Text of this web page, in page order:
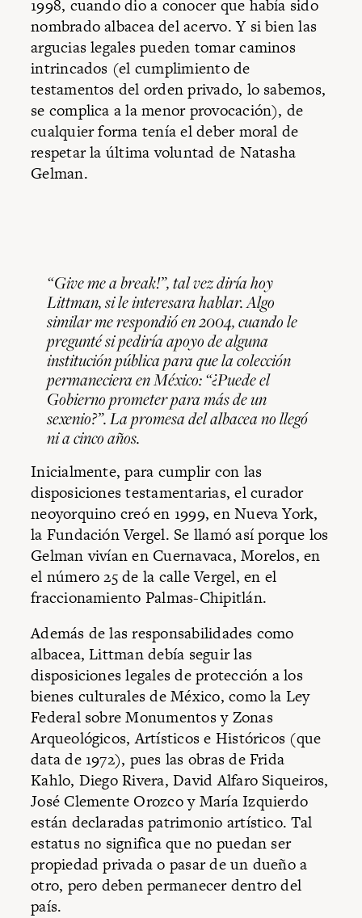
1998, cuando dio a conocer que había sido
nombrado albacea del acervo. Y si bien las
argucias legales pueden tomar caminos
intrincados (el cumplimiento de
testamentos del orden privado, lo sabemos,
se complica a la menor provocación), de
cualquier forma tenía el deber moral de
respetar la última voluntad de Natasha
Gelman.
“Give me a break!”, tal vez diría hoy
Littman, si le interesara hablar. Algo
similar me respondió en 2004, cuando le
pregunté si pediría apoyo de alguna
institución pública para que la colección
permaneciera en México: “¿Puede el
Gobierno prometer para más de un
sexenio?”. La promesa del albacea no llegó
ni a cinco años.
Inicialmente, para cumplir con las
disposiciones testamentarias, el curador
neoyorquino creó en 1999, en Nueva York,
la Fundación Vergel. Se llamó así porque los
Gelman vivían en Cuernavaca, Morelos, en
el número 25 de la calle Vergel, en el
fraccionamiento Palmas-Chipitlán.
Además de las responsabilidades como
albacea, Littman debía seguir las
disposiciones legales de protección a los
bienes culturales de México, como la Ley
Federal sobre Monumentos y Zonas
Arqueológicos, Artísticos e Históricos (que
data de 1972), pues las obras de Frida
Kahlo, Diego Rivera, David Alfaro Siqueiros,
José Clemente Orozco y María Izquierdo
están declaradas patrimonio artístico. Tal
estatus no significa que no puedan ser
propiedad privada o pasar de un dueño a
otro, pero deben permanecer dentro del
país.